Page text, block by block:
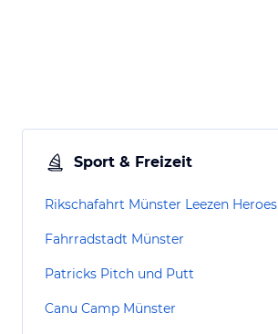
Sport & Freizeit
Rikschafahrt Münster Leezen Heroes
Fahrradstadt Münster
Patricks Pitch und Putt
Canu Camp Münster